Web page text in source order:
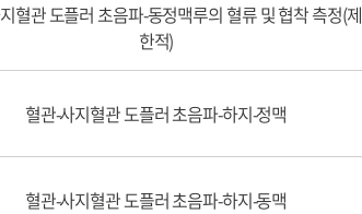
혈관 도플러 초음파-동정맥루의 혈류 및 협착 측정(제
한적)
혈관-사지혈관 도플러 초음파-하지-정맥
혈관-사지혈관 도플러 초음파-하지-동맥